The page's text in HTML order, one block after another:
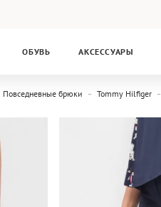
ОБУВЬ АКСЕССУАРЫ
Повседневные брюки Tommy Hilfiger